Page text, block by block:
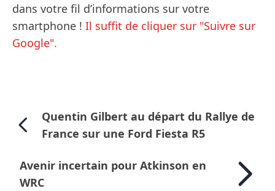
dans votre fil d’informations sur votre
smartphone ! Il suffit de cliquer sur "Suivre sur
Google".
Quentin Gilbert au départ du Rallye de
France sur une Ford Fiesta R5
Avenir incertain pour Atkinson en
WRC